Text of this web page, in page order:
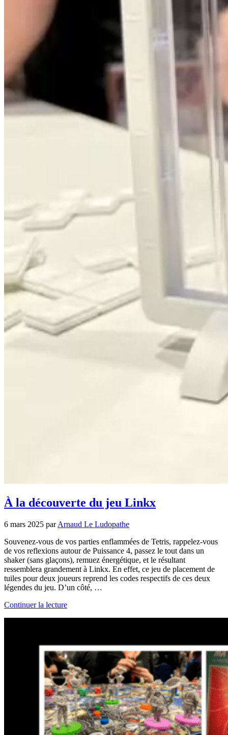
À la découverte du jeu Linkx
6 mars 2025 parArnaud Le Ludopathe
Souvenez-vous de vos parties enflammées de Tetris, rappelez-vous
de vos reflexions autour de Puissance 4, passez le tout dans un
shaker (sans glaçons), remuez énergétique, et le résultant
ressemblera grandement à Linkx. En effet, ce jeu de placement de
tuiles pour deux joueurs reprend les codes respectifs de ces deux
légendes du jeu. D’un côté, …
Continuer la lecture